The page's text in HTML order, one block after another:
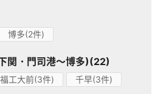
博多(2件)
関・門司港～博多)(22)
福工大前(3件) 千早(3件)